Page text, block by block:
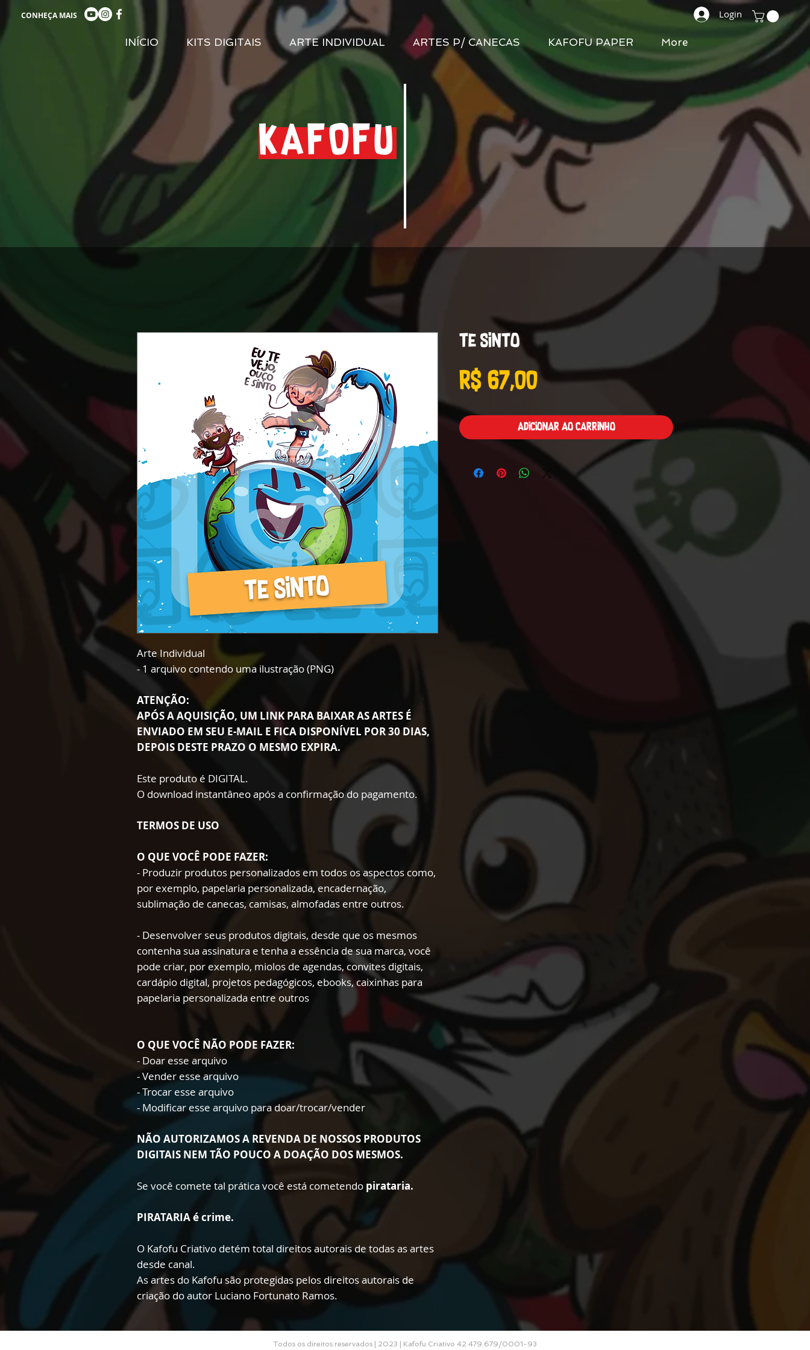
CONHEÇA MAIS Login
INÍCIO KITS DIGITAIS ARTE INDIVIDUAL ARTES P/ CANECAS KAFOFU PAPER More
KAFOFU
Arte Individual
- 1 arquivo contendo uma ilustração (PNG)
ATENÇÃO:
APÓS A AQUISIÇÃO, UM LINK PARA BAIXAR AS ARTES É
ENVIADO EM SEU E-MAIL E FICA DISPONÍVEL POR 30 DIAS,
DEPOIS DESTE PRAZO O MESMO EXPIRA.
Este produto é DIGITAL.
O download instantâneo após a confirmação do pagamento.
TERMOS DE USO
O QUE VOCÊ PODE FAZER:
- Produzir produtos personalizados em todos os aspectos como,
por exemplo, papelaria personalizada, encadernação,
sublimação de canecas, camisas, almofadas entre outros.
- Desenvolver seus produtos digitais, desde que os mesmos
contenha sua assinatura e tenha a essência de sua marca, você
pode criar, por exemplo, miolos de agendas, convites digitais,
cardápio digital, projetos pedagógicos, ebooks, caixinhas para
papelaria personalizada entre outros
O QUE VOCÊ NÃO PODE FAZER:
- Doar esse arquivo
- Vender esse arquivo
- Trocar esse arquivo
- Modificar esse arquivo para doar/trocar/vender
NÃO AUTORIZAMOS A REVENDA DE NOSSOS PRODUTOS
DIGITAIS NEM TÃO POUCO A DOAÇÃO DOS MESMOS.
Se você comete tal prática você está cometendo pirataria.
PIRATARIA é crime.
O Kafofu Criativo detém total direitos autorais de todas as artes
desde canal.
As artes do Kafofu são protegidas pelos direitos autorais de
criação do autor Luciano Fortunato Ramos.
Te sinto
R$ 67,00Preço
Adicionar ao carrinho
Todos os direitos reservados | 2023 | Kafofu Criativo 42.479.679/0001-93